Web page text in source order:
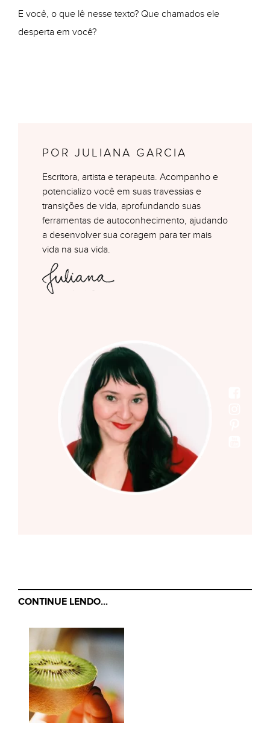
E você, o que lê nesse texto? Que chamados ele
desperta em você?
POR JULIANA GARCIA
Escritora, artista e terapeuta. Acompanho e
potencializo você em suas travessias e
transições de vida, aprofundando suas
ferramentas de autoconhecimento, ajudando
a desenvolver sua coragem para ter mais
vida na sua vida.
CONTINUE LENDO...